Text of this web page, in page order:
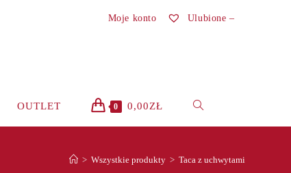
Moje konto Ulubione –
OUTLET 0 0,00ZŁ TOGGLE
> Wszystkie produkty > Taca z uchwytami